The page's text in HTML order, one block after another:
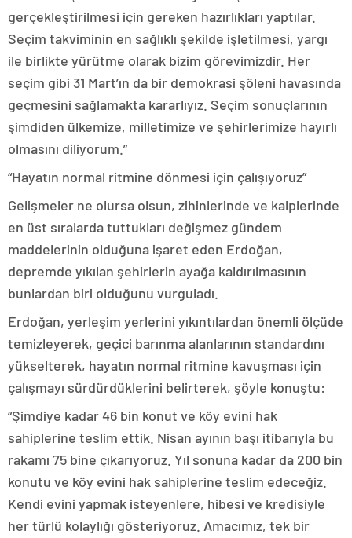
gerçekleştirilmesi için gereken hazırlıkları yaptılar.
Seçim takviminin en sağlıklı şekilde işletilmesi, yargı
ile birlikte yürütme olarak bizim görevimizdir. Her
seçim gibi 31 Mart’ın da bir demokrasi şöleni havasında
geçmesini sağlamakta kararlıyız. Seçim sonuçlarının
şimdiden ülkemize, milletimize ve şehirlerimize hayırlı
olmasını diliyorum.”
“Hayatın normal ritmine dönmesi için çalışıyoruz”
Gelişmeler ne olursa olsun, zihinlerinde ve kalplerinde
en üst sıralarda tuttukları değişmez gündem
maddelerinin olduğuna işaret eden Erdoğan,
depremde yıkılan şehirlerin ayağa kaldırılmasının
bunlardan biri olduğunu vurguladı.
Erdoğan, yerleşim yerlerini yıkıntılardan önemli ölçüde
temizleyerek, geçici barınma alanlarının standardını
yükselterek, hayatın normal ritmine kavuşması için
çalışmayı sürdürdüklerini belirterek, şöyle konuştu:
“Şimdiye kadar 46 bin konut ve köy evini hak
sahiplerine teslim ettik. Nisan ayının başı itibarıyla bu
rakamı 75 bine çıkarıyoruz. Yıl sonuna kadar da 200 bin
konutu ve köy evini hak sahiplerine teslim edeceğiz.
Kendi evini yapmak isteyenlere, hibesi ve kredisiyle
her türlü kolaylığı gösteriyoruz. Amacımız, tek bir